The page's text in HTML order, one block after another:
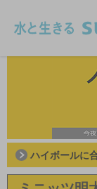
ハイボールに